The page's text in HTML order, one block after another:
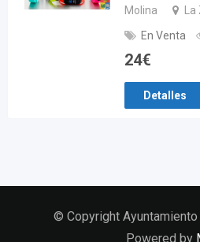
Molina
En Venta
24€
Detalles
© Copyright
Powered by